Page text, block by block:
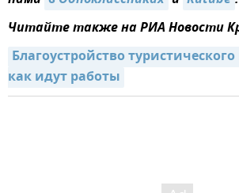
Читайте также на РИА Новости
Благоустройство
как идут работы